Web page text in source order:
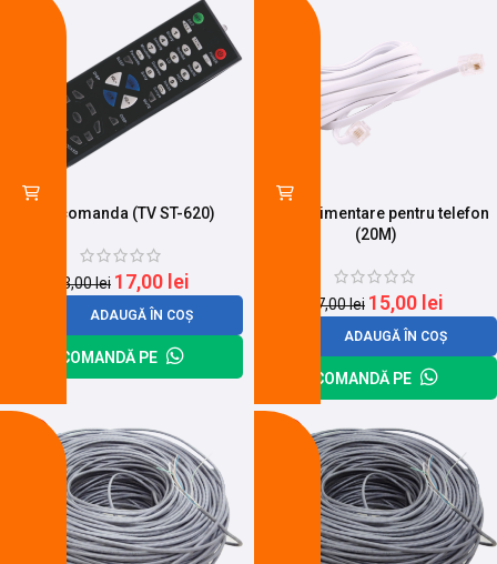
Telecomanda (TV ST-620)
23,00lei 17,00 lei
ADAUGĂ ÎN COȘ
COMANDĂ PE
Cablu alimentare pentru telefon
(20M)
17,00lei 15,00 lei
ADAUGĂ ÎN COȘ
COMANDĂ PE